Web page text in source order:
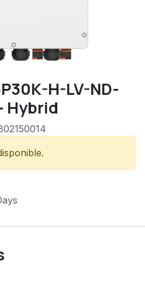
H-LV-ND-
Hybrid